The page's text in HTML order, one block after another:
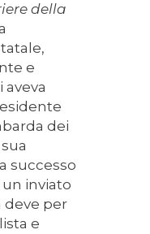
della
e
aveva
dei
successo
inviato
deve per
e